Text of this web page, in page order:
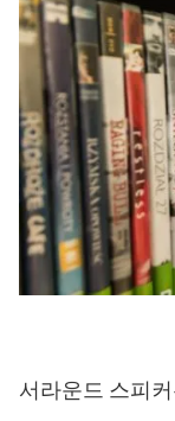
서라운드 스피